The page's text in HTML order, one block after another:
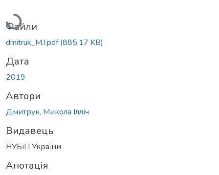
Файли
dmitruk_M.I.pdf(885,17 KB)
Дата
2019
Автори
Дмитрук, Микола Ілліч
Видавець
НУБіП України
Анотація